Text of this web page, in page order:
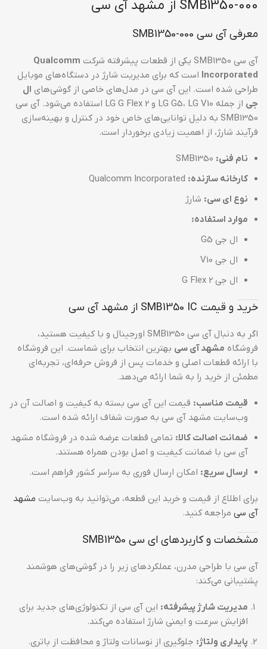
SMB1350-000 از مشهد آی سی
معرفی آی سی SMB1350-000
آی سی SMB1350 یکی از قطعات پیشرفته شرکت
Qualcomm
Incorporated است که برای مدیریت شارژ در دستگاه‌های موبایل
طراحی شده است. این آی سی در مدل‌های خاصی از گوشی‌های ال
جی
از جمله LG G5، LG V10 و LG G Flex 2 استفاده می‌شود. آی سی
SMB1350 به دلیل توانایی‌های خاص خود در کنترل و بهینه‌سازی
فرآیند شارژ، از اهمیت زیادی برخوردار است.
نام فنی:
کارخانه سازنده:
نوع ای سی: شارژ
موارد استفاده:
ال جی G5
ال جی V10
ال جی G Flex 2
خرید و قیمت SMB1350 IC از مشهد آی سی
اگر به دنبال آی سی SMB1350 اورجینال و با کیفیت هستید،
فروشگاه مشهد آی سی بهترین انتخاب برای شماست. این فروشگاه
با ارائه قطعات اصلی و خدمات پس از فروش حرفه‌ای، تجربه‌ای
مطمئن از خرید را به شما ارائه می‌دهد.
قیمت مناسب: قیمت این آی سی بسته به کیفیت و اصالت آن در
وب‌سایت مشهد آی سی به صورت شفاف ارائه شده است.
ضمانت اصالت کالا: تمامی قطعات عرضه شده در فروشگاه مشهد
آی سی با ضمانت کیفیت و اصل بودن همراه هستند.
ارسال سریع: امکان ارسال فوری به سراسر کشور فراهم است.
برای اطلاع از قیمت و خرید این قطعه، می‌توانید به وب‌سایت مشهد
آی سی مراجعه کنید.
مشخصات و کاربردهای ای سی SMB1350
آی سی با طراحی مدرن، عملکردهای زیر را در گوشی‌های هوشمند
پشتیبانی می‌کند:
مدیریت شارژ پیشرفته: این آی سی از تکنولوژی‌های جدید برای
افزایش سرعت و ایمنی شارژ استفاده می‌کند.
پایداری ولتاژ: جلوگیری از نوسانات ولتاژ و محافظت از باتری.